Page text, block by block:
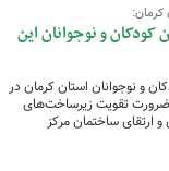
کودکان و نوجوانان این
و نوجوانان استان کرمان در
بر ضرورت تقویت زیرساخت‌های
ارتقای ساختمان مرکز